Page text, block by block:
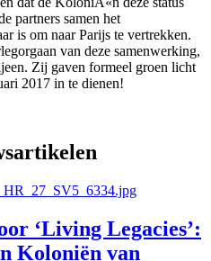
partners samen het
is om naar Parijs te vertrekken.
van deze samenwerking,
Zij gaven formeel groen licht
2017 in te dienen!
‘Living Legacies’:
Koloniën van